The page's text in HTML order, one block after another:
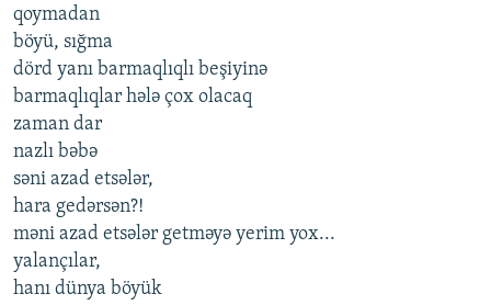
qoymadan
böyü, sığma
dörd yanı barmaqlıqlı beşiyinə
barmaqlıqlar hələ çox olacaq
zaman dar
nazlı bəbə
səni azad etsələr,
hara gedərsən?!
məni azad etsələr getməyə yerim yox...
yalançılar,
hanı dünya böyük